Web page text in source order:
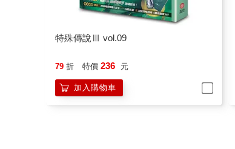
特殊傳說Ⅲ vol.09
79 折 特價 236 元
加入購物車